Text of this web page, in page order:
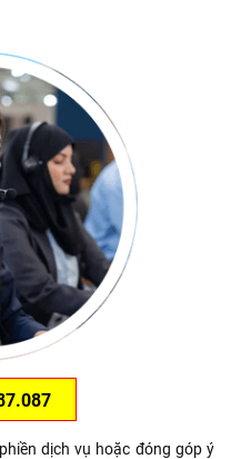
dịch vụ hoặc đóng góp ý